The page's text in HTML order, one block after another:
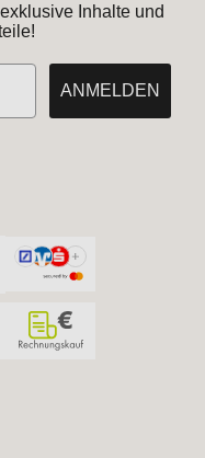
Inhalte und
ANMELDEN